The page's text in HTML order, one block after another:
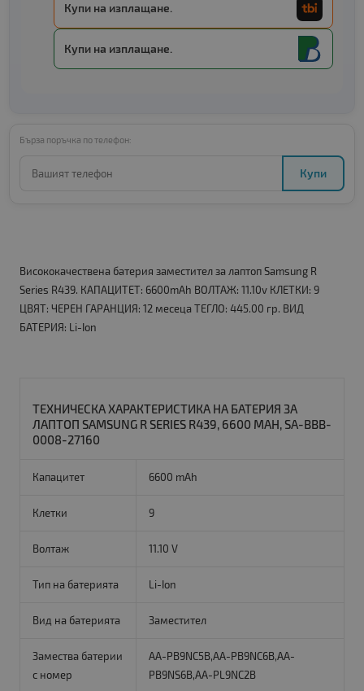
Купи на изплащане.
Купи на изплащане.
Бърза поръчка по телефон:
Купи
Висококачествена батерия заместител за лаптоп Samsung R
Series R439. КАПАЦИТЕТ: 6600mAh ВОЛТАЖ: 11.10v КЛЕТКИ: 9
ЦВЯТ: ЧЕРЕН ГАРАНЦИЯ: 12 месеца ТЕГЛО: 445.00 гр. ВИД
БАТЕРИЯ: Li-Ion
ТЕХНИЧЕСКА ХАРАКТЕРИСТИКА НА БАТЕРИЯ ЗА
ЛАПТОП SAMSUNG R SERIES R439, 6600 MAH, SA-BBB-
0008-27160
Капацитет 6600 mAh
Клетки 9
Волтаж 11.10 V
Тип на батерията Li-Ion
Вид на батерията Заместител
Замества батерии
с номер
AA-PB9NC5B,AA-PB9NC6B,AA-
PB9NS6B,AA-PL9NC2B